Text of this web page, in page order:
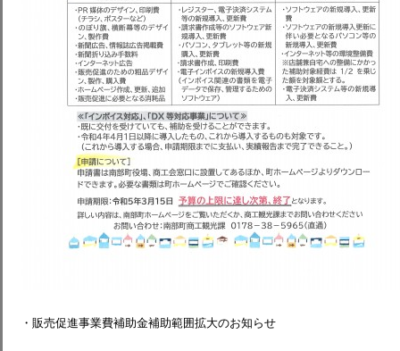
・販売促進事業費補助金補助範囲拡大のお知らせ